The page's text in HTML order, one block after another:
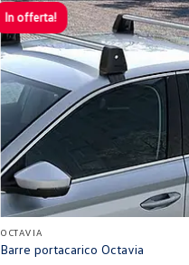
In offerta!
+
OCTAVIA
Barre portacarico Octavia